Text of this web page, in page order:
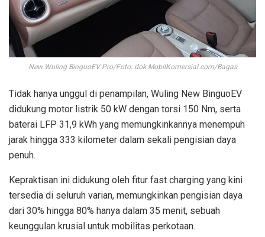
New Wuling BinguoEV Pro/Foto: dok.MobilKomersial.com/Bagas
Tidak hanya unggul di penampilan, Wuling New BinguoEV
didukung motor listrik 50 kW dengan torsi 150 Nm, serta
baterai LFP 31,9 kWh yang memungkinkannya menempuh
jarak hingga 333 kilometer dalam sekali pengisian daya
penuh.
Kepraktisan ini didukung oleh fitur fast charging yang kini
tersedia di seluruh varian, memungkinkan pengisian daya
dari 30% hingga 80% hanya dalam 35 menit, sebuah
keunggulan krusial untuk mobilitas perkotaan.